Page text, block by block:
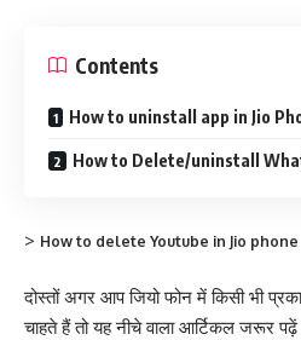
Contents
How to uninstall app in Jio
How to Delete/uninstall
> How to delete Youtube in Jio phone
दोस्तों अगर आप जियो फोन में किसी भी
चाहते हैं तो यह नीचे वाला आर्टिकल जरूर